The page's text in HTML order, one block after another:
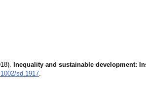
Inequality and sustainable development:
sd.1917.